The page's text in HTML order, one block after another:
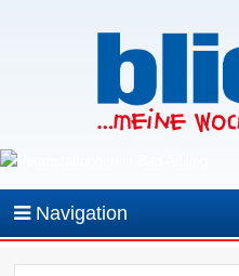
Navigation